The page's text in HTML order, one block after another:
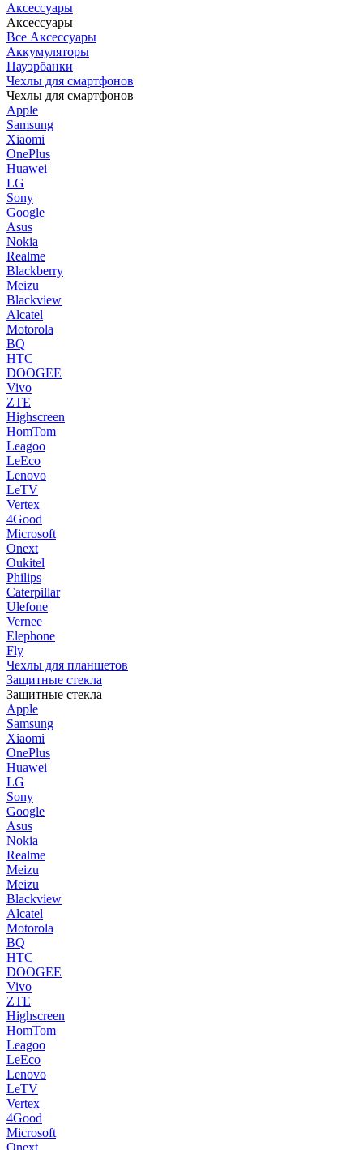
Аксессуары
Аксессуары
Все Аксессуары
Аккумуляторы
Пауэрбанки
Чехлы для смартфонов
Чехлы для смартфонов
Apple
Samsung
Xiaomi
OnePlus
Huawei
LG
Sony
Google
Asus
Nokia
Realme
Blackberry
Meizu
Blackview
Alcatel
Motorola
BQ
HTC
DOOGEE
Vivo
ZTE
Highscreen
HomTom
Leagoo
LeEco
Lenovo
LeTV
Vertex
4Good
Microsoft
Onext
Oukitel
Philips
Caterpillar
Ulefone
Vernee
Elephone
Fly
Чехлы для планшетов
Защитные стекла
Защитные стекла
Apple
Samsung
Xiaomi
OnePlus
Huawei
LG
Sony
Google
Asus
Nokia
Realme
Meizu
Meizu
Blackview
Alcatel
Motorola
BQ
HTC
DOOGEE
Vivo
ZTE
Highscreen
HomTom
Leagoo
LeEco
Lenovo
LeTV
Vertex
4Good
Microsoft
Onext